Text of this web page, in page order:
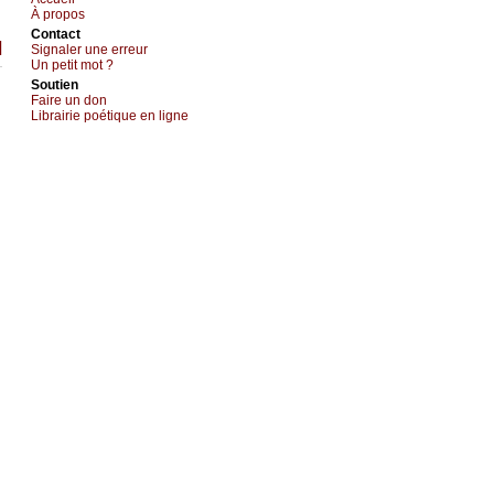
À prоpos
Cоntact
Signaler une errеur
Un pеtit mоt ?
Sоutien
Fаirе un dоn
Librairiе pоétique en lignе